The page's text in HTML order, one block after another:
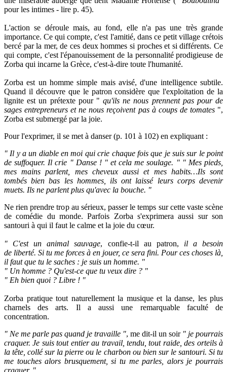
pour les intimes - lire p. 45).
L'action se déroule mais, au fond, elle n'a pas une très grande
importance. Ce qui compte, c'est l'amitié, dans ce petit village crétois
bercé par la mer, de ces deux hommes si proches et si différents. Ce
qui compte, c'est l'épanouissement de la personnalité prodigieuse de
Zorba qui incarne la Grèce, c'est-à-dire toute l'humanité.
Zorba est un homme simple mais avisé, d'une intelligence subtile.
Quand il découvre que le patron considère que l'exploitation de la
lignite est un prétexte pour " qu'ils ne nous prennent pas pour de
sages entrepreneurs et ne nous reçoivent pas à coups de tomates",
Zorba est submergé par la joie.
Pour l'exprimer, il se met à danser (p. 101 à 102) en expliquant :
" Il y a un diable en moi qui crie chaque fois que je suis sur le point
de suffoquer. Il crie " Danse ! " et cela me soulage. " " Mes pieds,
mes mains parlent, mes cheveux aussi et mes habits…Ils sont
tombés bien bas les hommes, ils ont laissé leurs corps devenir
muets. Ils ne parlent plus qu'avec la bouche. "
Ne rien prendre trop au sérieux, passer le temps sur cette vaste scène
de comédie du monde. Parfois Zorba s'exprimera aussi sur son
santouri à qui il faut le calme et la joie du cœur.
" C'est un animal sauvage, confie-t-il au patron, il a besoin
de liberté. Si tu me forces à en jouer, ce sera fini. Pour ces choses là,
il faut que tu le saches : je suis un homme. "
" Un homme ? Qu'est-ce que tu veux dire ? "
" Eh bien quoi ? Libre ! "
Zorba pratique tout naturellement la musique et la danse, les plus
charnels des arts. Il a aussi une remarquable faculté de
concentration.
" Ne me parle pas quand je travaille ", me dit-il un soir " je pourrais
craquer. Je suis tout entier au travail, tendu, tout raide, des orteils à
la tête, collé sur la pierre ou le charbon ou bien sur le santouri. Si tu
me touches alors brusquement, si tu me parles, alors je pourrais
craquer. "